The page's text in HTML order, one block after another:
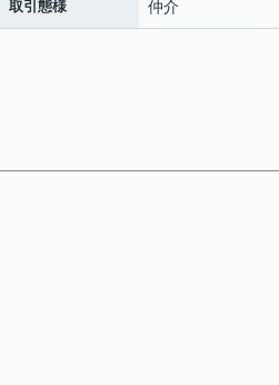
取引態様 仲介